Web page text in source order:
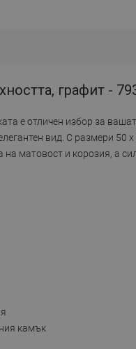
графит -
е отличен избор за
вид. С размери 50
матовост и корозия, а
камък